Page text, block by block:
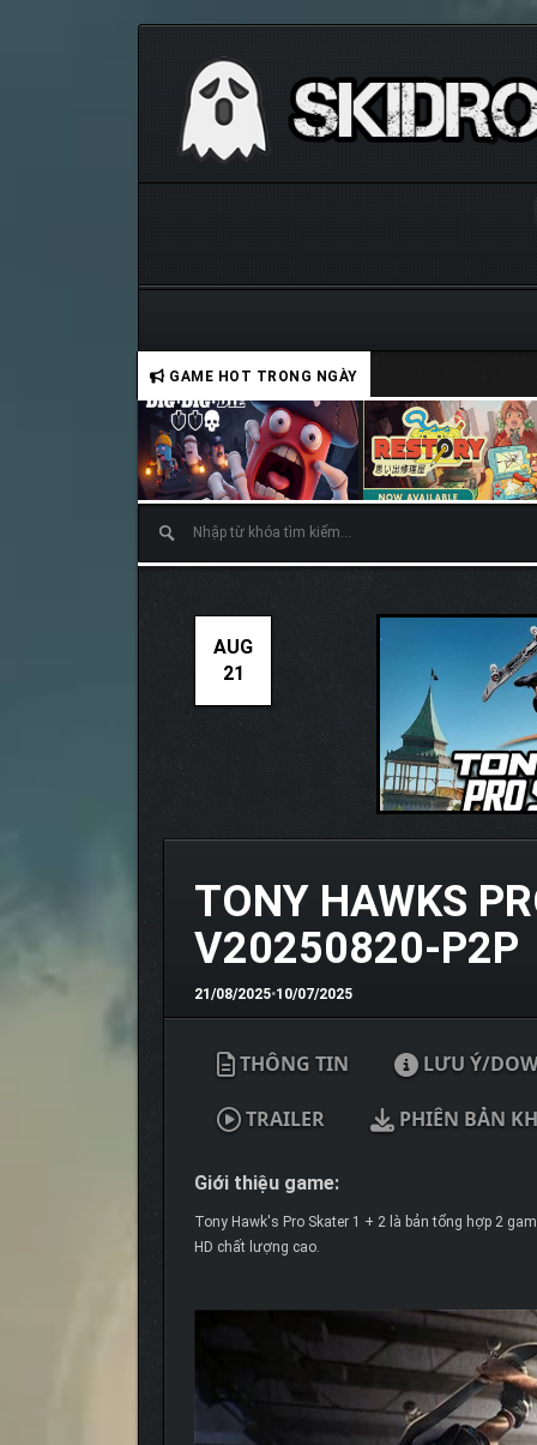
GAME HOT TRONG NGÀY
AUG
21
TONY HAWKS
V20250820-P2P
21/08/2025•10/07/2025
THÔNG TIN LƯU Ý/
TRAILER PHIÊN BẢN
Giới thiệu game:
Tony Hawk's Pro Skater 1 + 2 là bản tổng hợp 2
HD chất lượng cao.